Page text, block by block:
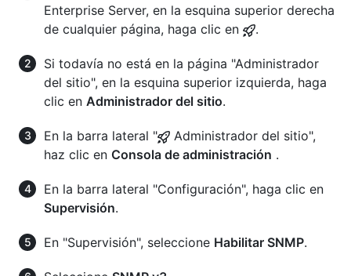
Enterprise Server, en la esquina superior derecha
de cualquier página, haga clic en
.
Si todavía no está en la página "Administrador
del sitio", en la esquina superior izquierda, haga
clic en Administrador del sitio.
En la barra lateral "
Administrador del sitio",
haz clic en Consola de administración .
En la barra lateral "Configuración", haga clic en
Supervisión.
En "Supervisión", seleccione Habilitar SNMP.